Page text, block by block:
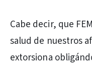
Cabe decir, que
salud de nuestros
extorsiona